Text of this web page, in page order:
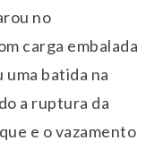
no
carga embalada
uma batida na
a ruptura da
e o vazamento